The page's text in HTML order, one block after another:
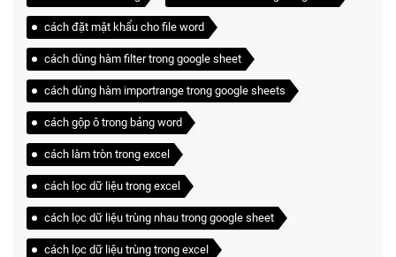
cách đặt mật khẩu cho file word
cách dùng hàm filter trong google sheet
cách dùng hàm importrange trong google sheets
cách gộp ô trong bảng word
cách làm tròn trong excel
cách lọc dữ liệu trong excel
cách lọc dữ liệu trùng nhau trong google sheet
cách lọc dữ liệu trùng trong excel